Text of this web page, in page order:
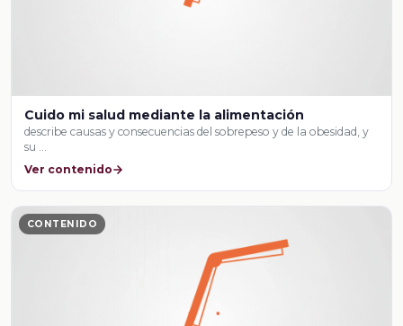
Cuido mi salud mediante la alimentación
describe causas y consecuencias del sobrepeso y de la obesidad, y
su …
Ver contenido
CONTENIDO